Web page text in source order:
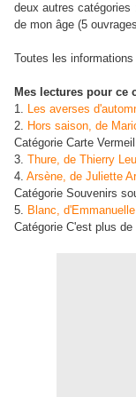
deux autres
de mon âge (5
Toutes les
Mes lectures pour ce
1. Les averses
2. Hors saison, de
Catégorie Carte
3. Thure, de Thierry
4. Arsène, de Juliette
Catégorie Souvenirs
5. Blanc,
Catégorie C'est plus de